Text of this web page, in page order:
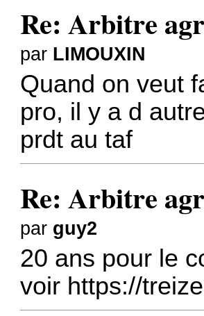
Re: Arbitre
par LIMOUXIN
Quand on veut
pro, il y a d
prdt au taf
Re: Arbitre
par guy2
20 ans pour le
voir https://